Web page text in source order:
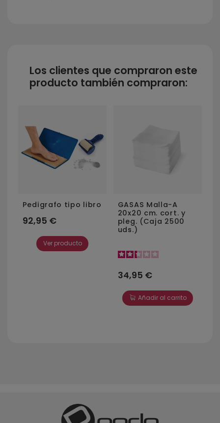
Los clientes que compraron este
producto también compraron:
Pedigrafo tipo libro
92,95 €
Ver producto
GASAS Malla-A
20x20 cm. cort. y
pleg. (Caja 2500
uds.)
34,95 €
Añadir al carrito